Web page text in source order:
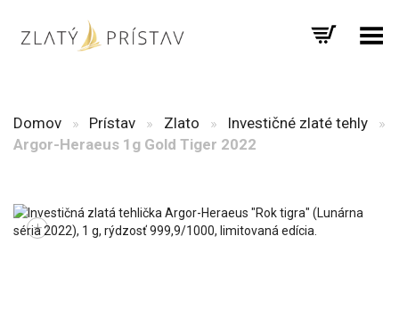
Prepnúť menu
Domov » Prístav » Zlato » Investičné zlaté tehly »
Argor-Heraeus 1g Gold Tiger 2022
+